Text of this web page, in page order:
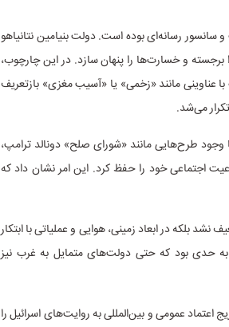
رسانه‌ای بوده است. دولت بنیامین نتانیاهو
برجسته و خسارت‌ها را پنهان سازد. در این چارچوب،
عناوینی مانند «زخمی» یا «آسیب مغزی» بازتعریف
می‌شد.
وجود طرح‌هایی مانند «شورای صلح» دونالد ترامپ،
اجتماعی خود را حفظ کرد. این امر نشان داد که
بلکه در ابعاد زمینی، هوایی و عملیاتی با ابتکار
حدی بود که حتی دولت‌های متمایل به غرب نیز
عمومی و بین‌المللی به روایت‌های اسرائیل را